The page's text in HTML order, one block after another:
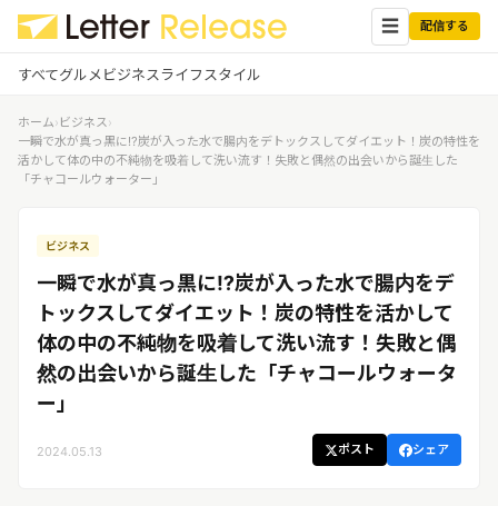
☰ 配信する
すべてグルメビジネスライフスタイル
グルメ
ビジネス
ライフスタイル
ログイン ✕
企業ユーザーでログイン
する
受信レターリリース受信ユーザー
メディアユーザーでログインする
レターリリースを受信（メディア登
録）
ホーム› ビジネス›
一瞬で水が真っ黒に⁉炭が入った水で腸内をデトックスしてダイエット！炭の特性を
活かして体の中の不純物を吸着して洗い流す！失敗と偶然の出会いから誕生した
「チャコールウォーター」
ビジネス
一瞬で水が真っ黒に⁉炭が入った水で腸内をデ
トックスしてダイエット！炭の特性を活かして
体の中の不純物を吸着して洗い流す！失敗と偶
然の出会いから誕生した「チャコールウォータ
ー」
2024.05.13 ポスト シェア